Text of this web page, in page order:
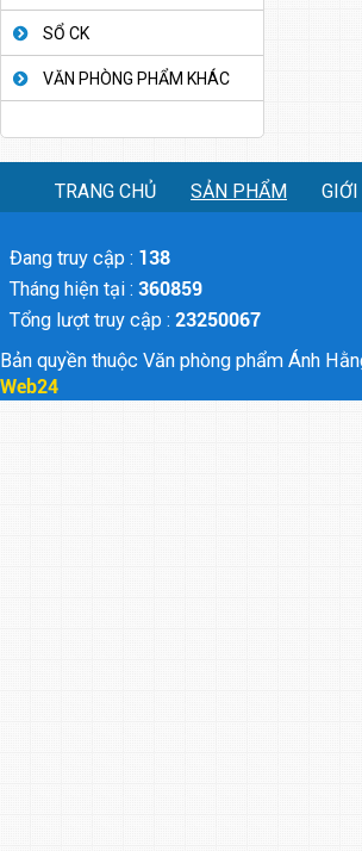
SỔ CK
VĂN PHÒNG PHẨM KHÁC
TRANG CHỦ SẢN PHẨM
Đang truy cập : 138
Tháng hiện tại : 360859
Tổng lượt truy cập : 23250067
Bản quyền thuộc Văn phòng phẩm Ánh
Web24